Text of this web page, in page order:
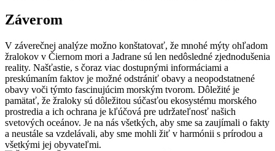
Záverom
V záverečnej analýze možno konštatovať, že mnohé mýty ohľadom
žralokov v Čiernom mori a Jadrane sú len nedôsledné zjednodušenia
reality. Našťastie, s čoraz viac dostupnými informáciami a
preskúmaním faktov je možné odstrániť obavy a neopodstatnené
obavy voči týmto fascinujúcim morským tvorom. Dôležité je
pamätať, že žraloky sú dôležitou súčasťou ekosystému morského
prostredia a ich ochrana je kľúčová pre udržateľnosť našich
svetových oceánov. Je na nás všetkých, aby sme sa zaujímali o fakty
a neustále sa vzdelávali, aby sme mohli žiť v harmónii s prírodou a
všetkými jej obyvateľmi.